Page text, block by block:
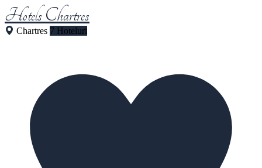
Hotels Chartres
Chartres 7 Hoteluri